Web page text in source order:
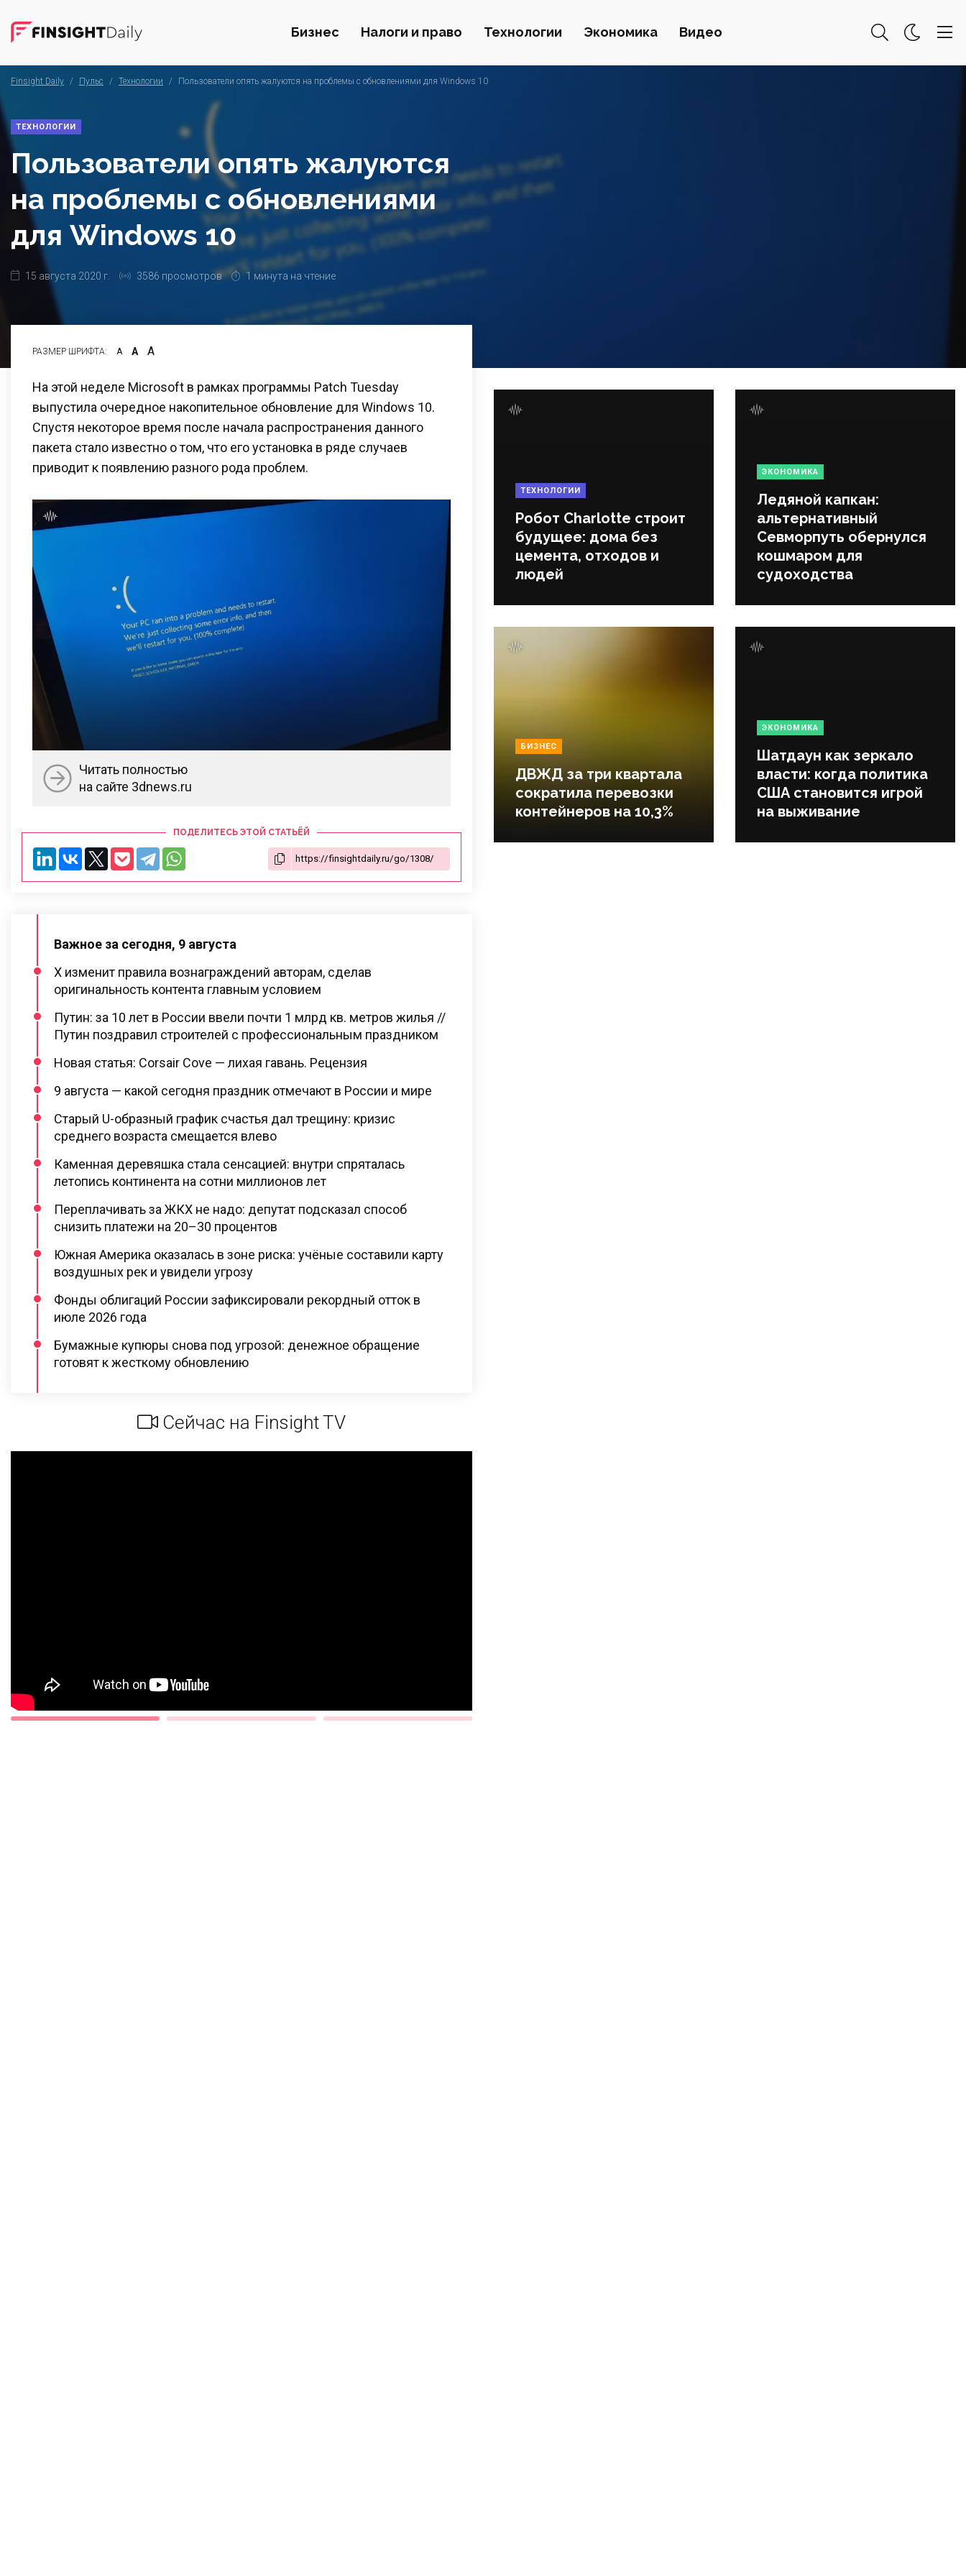
Бизнес Налоги и право Технологии Экономика Видео
Finsight Daily / Пульс / Технологии / Пользователи опять жалуются на проблемы с обновлениями для Windows 10
ТЕХНОЛОГИИ
Пользователи опять жалуются
на проблемы с обновлениями
для Windows 10
15 августа 2020 г. 3586 просмотров 1 минута на чтение
РАЗМЕР ШРИФТА: А А А
На этой неделе Microsoft в рамках программы Patch Tuesday
выпустила очередное накопительное обновление для Windows 10.
Спустя некоторое время после начала распространения данного
пакета стало известно о том, что его установка в ряде случаев
приводит к появлению разного рода проблем.
Читать полностью
на сайте 3dnews.ru
ПОДЕЛИТЕСЬ ЭТОЙ СТАТЬЁЙ
Важное за сегодня, 9 августа
X изменит правила вознаграждений авторам, сделав
оригинальность контента главным условием
Путин: за 10 лет в России ввели почти 1 млрд кв. метров жилья //
Путин поздравил строителей с профессиональным праздником
Новая статья: Corsair Cove — лихая гавань. Рецензия
9 августа — какой сегодня праздник отмечают в России и мире
Старый U-образный график счастья дал трещину: кризис
среднего возраста смещается влево
Каменная деревяшка стала сенсацией: внутри спряталась
летопись континента на сотни миллионов лет
Переплачивать за ЖКХ не надо: депутат подсказал способ
снизить платежи на 20–30 процентов
Южная Америка оказалась в зоне риска: учёные составили карту
воздушных рек и увидели угрозу
Фонды облигаций России зафиксировали рекордный отток в
июле 2026 года
Бумажные купюры снова под угрозой: денежное обращение
готовят к жесткому обновлению
Сейчас на Finsight TV
ТЕХНОЛОГИИ
Робот Charlotte строит
будущее: дома без
цемента, отходов и
людей
ЭКОНОМИКА
Ледяной капкан:
альтернативный
Севморпуть обернулся
кошмаром для
судоходства
БИЗНЕС
ДВЖД за три квартала
сократила перевозки
контейнеров на 10,3%
ЭКОНОМИКА
Шатдаун как зеркало
власти: когда политика
США становится игрой
на выживание